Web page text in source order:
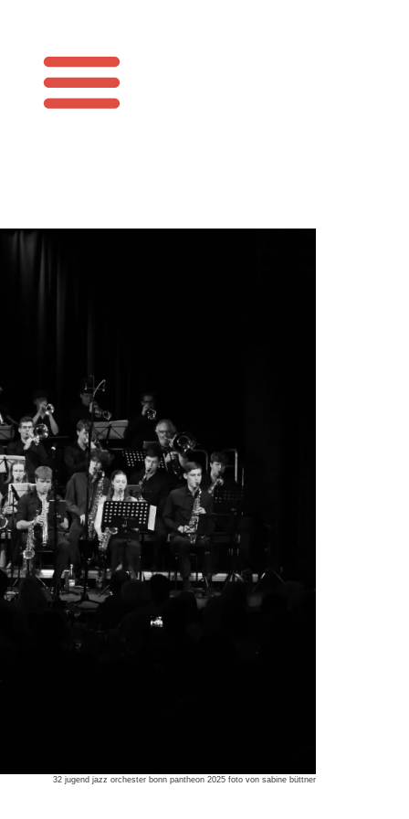
32 jugend jazz orchester bonn pantheon 2025 foto von sabine büttner